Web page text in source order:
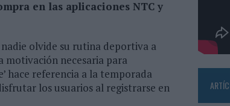
en las aplicaciones NTC y
olvide su rutina deportiva a
motivación necesaria para
hace referencia a la temporada
los usuarios al registrarse en